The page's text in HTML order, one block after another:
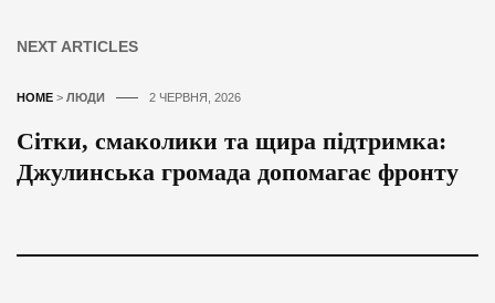
NEXT ARTICLES
HOME > ЛЮДИ 2 ЧЕРВНЯ, 2026
Сітки, смаколики та щира підтримка:
Джулинська громада допомагає фронту